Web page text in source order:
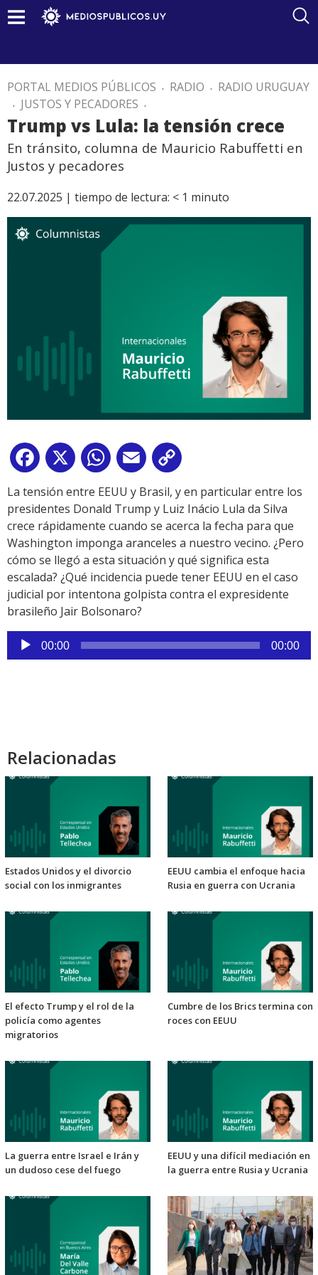
PORTAL MEDIOS PÚBLICOS . RADIO . RADIO URUGUAY
. JUSTOS Y PECADORES .
Trump vs Lula: la tensión crece
En tránsito, columna de Mauricio Rabuffetti en
Justos y pecadores
22.07.2025 | tiempo de lectura: < 1 minuto
Facebook
X WhatsApp
Email
Link
La tensión entre EEUU y Brasil, y en particular entre los
presidentes Donald Trump y Luiz Inácio Lula da Silva
crece rápidamente cuando se acerca la fecha para que
Washington imponga aranceles a nuestro vecino. ¿Pero
cómo se llegó a esta situación y qué significa esta
escalada? ¿Qué incidencia puede tener EEUU en el caso
judicial por intentona golpista contra el expresidente
brasileño Jair Bolsonaro?
Reproductor
de
00:00 00:00
Relacionadas
Estados Unidos y el divorcio
social con los inmigrantes
EEUU cambia el enfoque hacia
Rusia en guerra con Ucrania
El efecto Trump y el rol de la
policía como agentes
migratorios
Cumbre de los Brics termina con
roces con EEUU
La guerra entre Israel e Irán y
un dudoso cese del fuego
EEUU y una difícil mediación en
la guerra entre Rusia y Ucrania